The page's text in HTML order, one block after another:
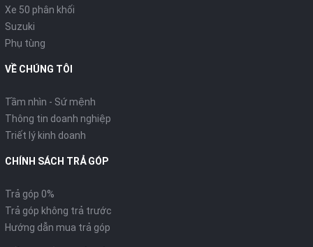
Xe 50 phân khối
Suzuki
Phụ tùng
VỀ CHÚNG TÔI
Tầm nhìn - Sứ mệnh
Thông tin doanh nghiệp
Triết lý kinh doanh
CHÍNH SÁCH TRẢ GÓP
Trả góp 0%
Trả góp không trả trước
Hướng dẫn mua trả góp